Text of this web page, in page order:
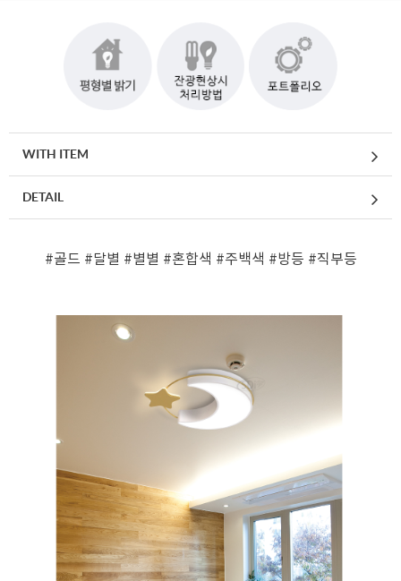
페이코 ID로 페
PAYCO 바로구매
WITH ITEM
DETAIL
#골드 #달별 #별별 #혼합색 #주백색 #방등 #직부등